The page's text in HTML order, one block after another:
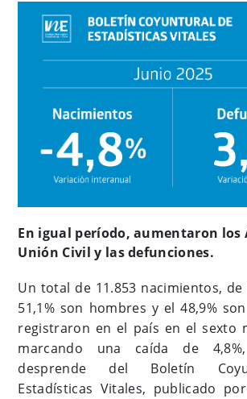
En igual período, aumentaron los
Unión Civil y las defunciones.
Un total de 11.853 nacimientos, de
51,1% son hombres y el 48,9%
registraron en el país en el sexto
marcando una caída de 4,8%,
desprende del Boletín
Estadísticas Vitales, publicado